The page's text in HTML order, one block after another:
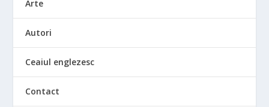
Arte
Autori
Ceaiul englezesc
Contact